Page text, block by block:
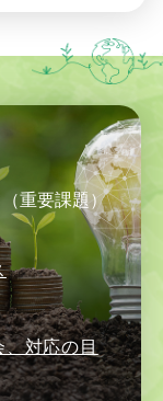
重要課題）
、対応の⽬